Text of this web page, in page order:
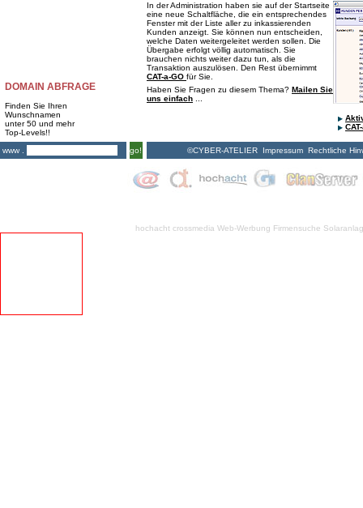
DOMAIN ABFRAGE
Finden Sie Ihren
Wunschnamen
unter 50 und mehr
Top-Levels!!
www .
go!
In der Administration haben sie auf der Startseite
eine neue Schaltfläche, die ein entsprechendes
Fenster mit der Liste aller zu inkassierenden
Kunden anzeigt. Sie können nun entscheiden,
welche Daten weitergeleitet werden sollen. Die
Übergabe erfolgt völlig automatisch. Sie
brauchen nichts weiter dazu tun, als die
Transaktion auszulösen. Den Rest übernimmt
CAT-a-GO für Sie.
Haben Sie Fragen zu diesem Thema? Mailen Sie
uns einfach
©CYBER-ATELIER Impressum Rechtliche
hochacht crossmedia Web-Werbung Firmensuche